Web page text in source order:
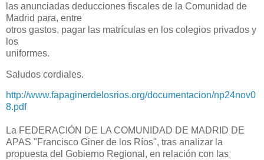
las anunciadas deducciones fiscales de la Comunidad de
Madrid para, entre
otros gastos, pagar las matrículas en los colegios privados y
los
uniformes.
Saludos cordiales.
http://www.fapaginerdelosrios.org/documentacion/np24nov0
8.pdf
La FEDERACIÓN DE LA COMUNIDAD DE MADRID DE
APAS "Francisco Giner de los Ríos", tras analizar la
propuesta del Gobierno Regional, en relación con las